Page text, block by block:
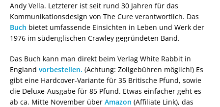
Andy Vella. Letzterer ist seit rund 30 Jahren für das
Kommunikationsdesign von The Cure verantwortlich. Das
Buch bietet umfassende Einsichten in Leben und Werk der
1976 im südenglischen Crawley gegründeten Band.
Das Buch kann man direkt beim Verlag White Rabbit in
England vorbestellen. (Achtung: Zollgebühren möglich!) Es
gibt eine Hardcover-Variante für 35 Britische Pfund, sowie
die Deluxe-Ausgabe für 85 Pfund. Etwas einfacher geht es
ab ca. Mitte November über Amazon (Affiliate Link), das